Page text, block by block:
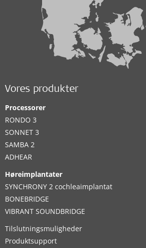
Vores produkter
Processorer
RONDO 3
SONNET 3
SAMBA 2
ADHEAR
Høreimplantater
SYNCHRONY 2 cochleaimplantat
BONEBRIDGE
VIBRANT SOUNDBRIDGE
Tilslutningsmuligheder
Produktsupport